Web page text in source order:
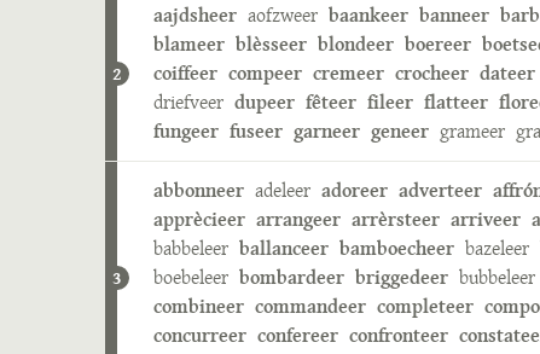
2
aajdsheer aofzweer baankeer banneer
blameer blèsseer blondeer boereer
coiffeer compeer cremeer crocheer dateer
driefveer dupeer fêteer fileer flatteer
fungeer fuseer garneer geneer grameer
3
abbonneer adeleer adoreer adverteer
apprècieer arrangeer arrèrsteer arriveer
babbeleer ballanceer bamboecheer bazeleer
boebeleer bombardeer briggedeer bubbeleer
combineer commandeer completeer
concurreer confereer confronteer